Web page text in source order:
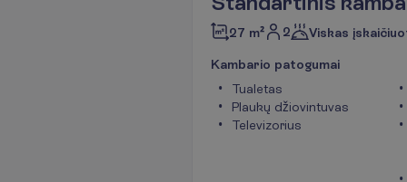
27 m² 2 Viskas
Kambario patogumai
Tualetas
Plaukų džiovintuvas
Televizorius